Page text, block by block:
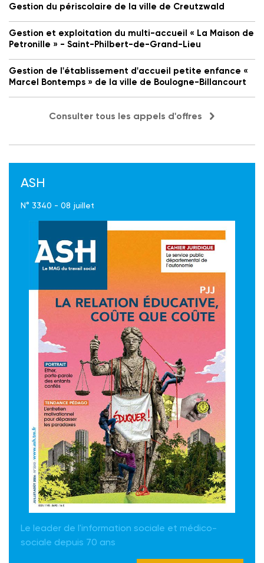
Gestion du périscolaire de la ville de Creutzwald
Gestion et exploitation du multi-accueil « La Maison de
Petronille » - Saint-Philbert-de-Grand-Lieu
Gestion de l'établissement d'accueil petite enfance «
Marcel Bontemps » de la ville de Boulogne-Billancourt
Consulter tous les appels d'offres
ASH
N° 3340 - 08 juillet
Le leader de l'information sociale et médico-
sociale depuis 70 ans